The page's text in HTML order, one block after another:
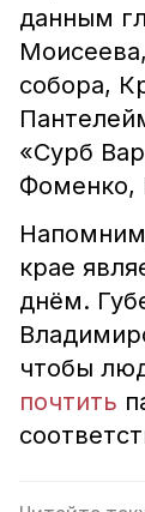
данным
собора,
«Сурб
Фоменко,
крае
днём.
чтобы
почтить